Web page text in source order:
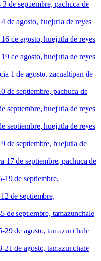
de septiembre, pachuca de
de agosto, huejutla de reyes
de agosto, huejutla de reyes
de agosto, huejutla de reyes
1 de agosto, zacualtipan de
de septiembre, pachuca de
septiembre, huejutla de reyes
septiembre, huejutla de reyes
de septiembre, huejutla de
17 de septiembre, pachuca de
19 de septiembre,
de septiembre,
de septiembre, tamazunchale
29 de agosto, tamazunchale
21 de agosto, tamazunchale